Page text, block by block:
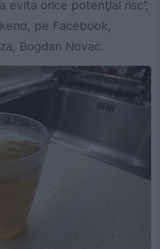
evita orice potenţial risc”,
pe Facebook,
Bogdan Novac.